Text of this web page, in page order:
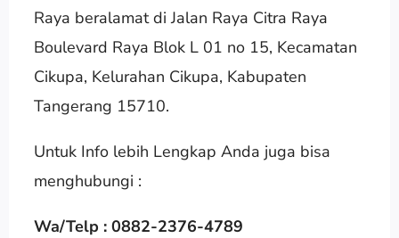
Raya beralamat di Jalan Raya Citra Raya
Boulevard Raya Blok L 01 no 15, Kecamatan
Cikupa, Kelurahan Cikupa, Kabupaten
Tangerang 15710.
Untuk Info lebih Lengkap Anda juga bisa
menghubungi :
Wa/Telp : 0882-2376-4789